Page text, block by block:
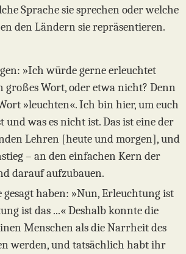
Sprache sie sprechen oder welche
den Ländern sie repräsentieren.
»Ich würde gerne erleuchtet
großes Wort, oder etwa nicht? Denn
»leuchten«. Ich bin hier, um euch
und was es nicht ist. Das ist eine der
Lehren [heute und morgen], und
– an den einfachen Kern der
darauf aufzubauen.
gesagt haben: »Nun, Erleuchtung ist
ist das ...« Deshalb konnte die
Menschen als die Narrheit des
werden, und tatsächlich habt ihr